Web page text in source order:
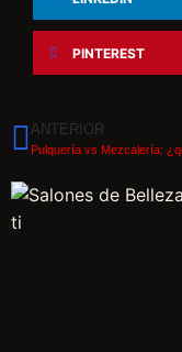
PINTEREST
ANTERIOR